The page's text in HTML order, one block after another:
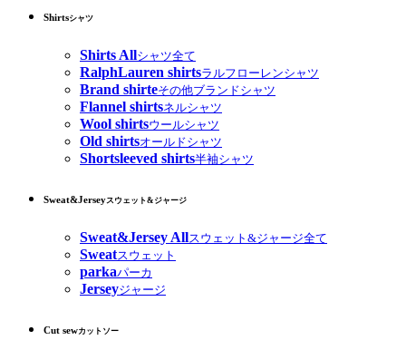
Shirtsシャツ
Shirts Allシャツ全て
RalphLauren shirtsラルフローレンシャツ
Brand shirteその他ブランドシャツ
Flannel shirtsネルシャツ
Wool shirtsウールシャツ
Old shirtsオールドシャツ
Shortsleeved shirts半袖シャツ
Sweat&Jerseyスウェット&ジャージ
Sweat&Jersey Allスウェット&ジャージ全て
Sweatスウェット
parkaパーカ
Jerseyジャージ
Cut sewカットソー